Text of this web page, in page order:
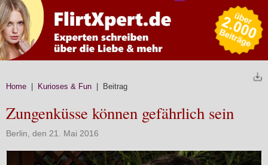
Home Kurioses & Fun | Beitrag
Zungenküsse können gefährlich sein
Berlin, den 21. Mai 2016